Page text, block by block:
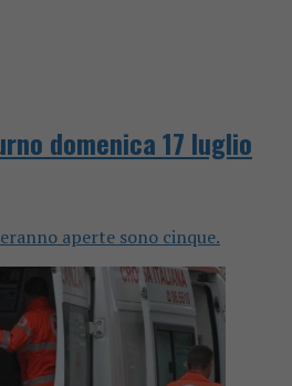
domenica 17 luglio
aperte sono cinque.